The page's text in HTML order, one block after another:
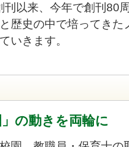
以来、今年で創刊80
歴史の中で培ってきた
いきます。
の動きを両輪に